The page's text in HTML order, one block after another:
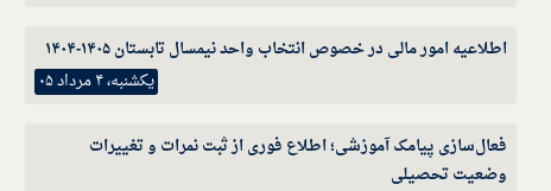
اطلاعیه امور مالی در خصوص انتخاب واحد نیمسال تابستان ۱۴۰۵-۱۴۰۴
یکشنبه، ۴ مرداد ۰۵
فعال‌سازی پیامک آموزشی؛ اطلاع فوری از ثبت نمرات و تغییرات
وضعیت تحصیلی